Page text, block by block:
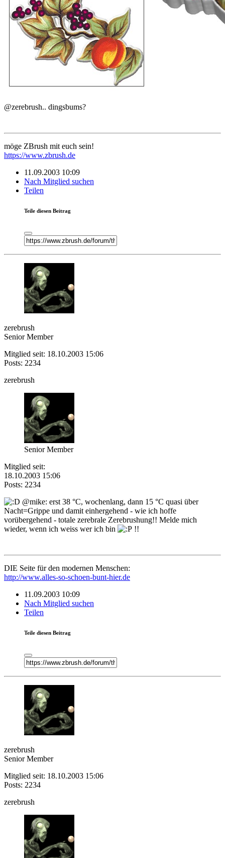
@zerebrush.. dingsbums?
möge ZBrush mit euch sein!
https://www.zbrush.de
11.09.2003 10:09
Nach Mitglied suchen
Teilen
Teile diesen Beitrag
zerebrush
Senior Member
Mitglied seit: 18.10.2003 15:06
Posts: 2234
zerebrush
Senior Member
Mitglied seit:
18.10.2003 15:06
Posts: 2234
@mike: erst 38 °C, wochenlang, dann 15 °C quasi über
Nacht=Grippe und damit einhergehend - wie ich hoffe
vorübergehend - totale zerebrale Zerebrushung!! Melde mich
wieder, wenn ich weiss wer ich bin
!!
DIE Seite für den modernen Menschen:
http://www.alles-so-schoen-bunt-hier.de
11.09.2003 10:09
Nach Mitglied suchen
Teilen
Teile diesen Beitrag
zerebrush
Senior Member
Mitglied seit: 18.10.2003 15:06
Posts: 2234
zerebrush